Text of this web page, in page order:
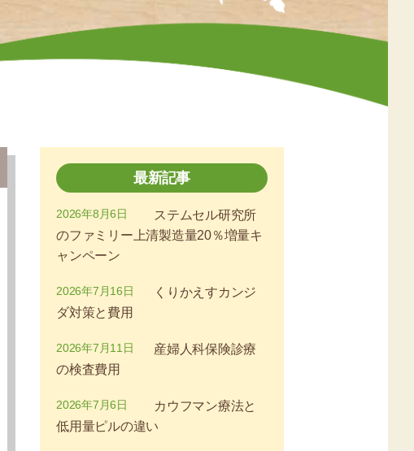
最新記事
ステムセル研究所
のファミリー上清製造量20％増量キ
ャンペーン
2026年8月6日
くりかえすカンジ
ダ対策と費用
2026年7月16日
産婦人科保険診療
の検査費用
2026年7月11日
カウフマン療法と
低用量ピルの違い
2026年7月6日